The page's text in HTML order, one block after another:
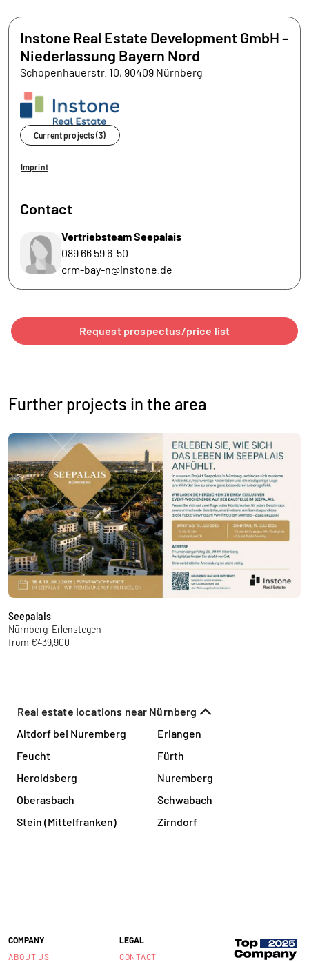
Instone Real Estate Development GmbH -
Niederlassung Bayern Nord
Schopenhauerstr. 10, 90409 Nürnberg
Current projects (3)
Imprint
Contact
Vertriebsteam Seepalais
089 66 59 6-50
crm-bay-n@instone.de
Request prospectus/price list
Further projects in the area
Seepalais
Nürnberg-Erlenstegen
from €439,900
Real estate locations near Nürnberg
Altdorf bei Nuremberg
Erlangen
Feucht
Fürth
Heroldsberg
Nuremberg
Oberasbach
Schwabach
Stein (Mittelfranken)
Zirndorf
COMPANY
ABOUT US
LEGAL
CONTACT